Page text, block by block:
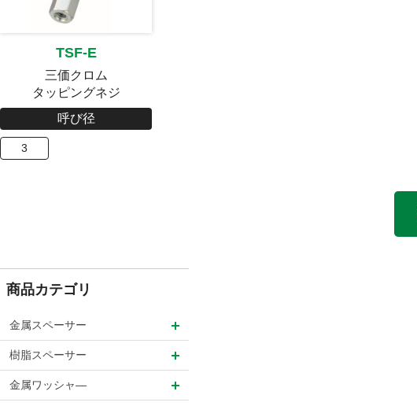
TSF-E
三価クロム
タッピングネジ
呼び径
3
商品カテゴリ
金属スペーサー
樹脂スペーサー
金属ワッシャ―